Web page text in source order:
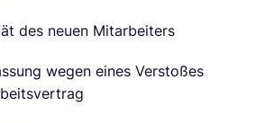
des neuen Mitarbeiters
wegen eines Verstoßes